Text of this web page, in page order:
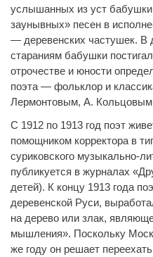
услышанных из уст бабушки
заунывных» песен в
— деревенских частушек. В
стараниям бабушки
отрочестве и юности
поэта — фольклор и
Лермонтовым, А.
С 1912 по 1913 год поэт
помощником корректора в
суриковского музыкально-
публикуется в журналах
детей). К концу 1913 года
деревенской Руси,
на дерево или злак,
мышления». Поскольку
же году он решает